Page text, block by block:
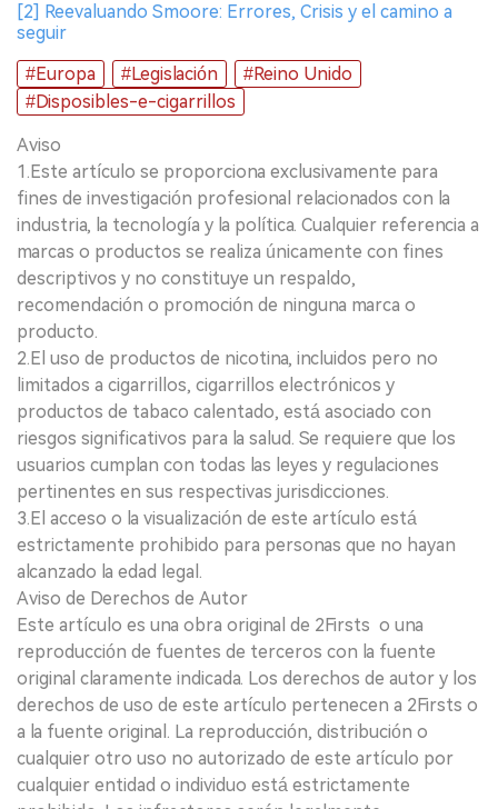
[2] Reevaluando Smoore: Errores, Crisis y el camino a
seguir
#Europa
#Legislación
#Reino Unido
#Disposibles-e-cigarrillos
Aviso
1.Este artículo se proporciona exclusivamente para
fines de investigación profesional relacionados con la
industria, la tecnología y la política. Cualquier referencia a
marcas o productos se realiza únicamente con fines
descriptivos y no constituye un respaldo,
recomendación o promoción de ninguna marca o
producto.
2.El uso de productos de nicotina, incluidos pero no
limitados a cigarrillos, cigarrillos electrónicos y
productos de tabaco calentado, está asociado con
riesgos significativos para la salud. Se requiere que los
usuarios cumplan con todas las leyes y regulaciones
pertinentes en sus respectivas jurisdicciones.
3.El acceso o la visualización de este artículo está
estrictamente prohibido para personas que no hayan
alcanzado la edad legal.
Aviso de Derechos de Autor
Este artículo es una obra original de 2Firsts o una
reproducción de fuentes de terceros con la fuente
original claramente indicada. Los derechos de autor y los
derechos de uso de este artículo pertenecen a 2Firsts o
a la fuente original. La reproducción, distribución o
cualquier otro uso no autorizado de este artículo por
cualquier entidad o individuo está estrictamente